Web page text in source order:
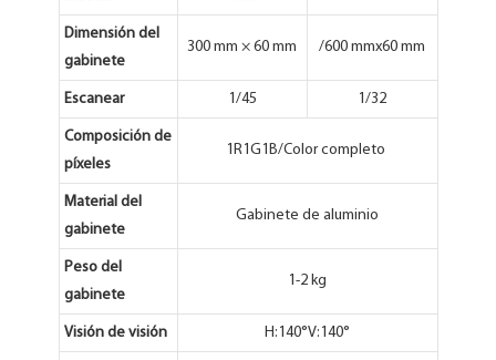
Dimensión del
gabinete
300 mm × 60 mm /600 mmx60 mm
Escanear 1/45 1/32
Composición de
píxeles
1R1G1B/Color completo
Material del
gabinete
Gabinete de aluminio
Peso del
gabinete
1-2 kg
Visión de visión H:140°V:140°